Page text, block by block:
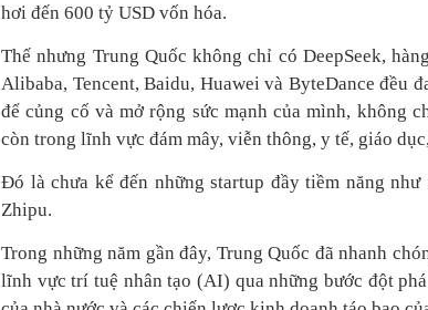
hơi đến 600 tỷ USD vốn hóa.
Thế nhưng Trung Quốc không chỉ có DeepSeek,
Alibaba, Tencent, Baidu, Huawei và ByteDance đều
để củng cố và mở rộng sức mạnh của mình, không
còn trong lĩnh vực đám mây, viễn thông, y tế, giáo
Đó là chưa kể đến những startup đầy tiềm năng
Zhipu.
Trong những năm gần đây, Trung Quốc đã nhanh
lĩnh vực trí tuệ nhân tạo (AI) qua những bước đột